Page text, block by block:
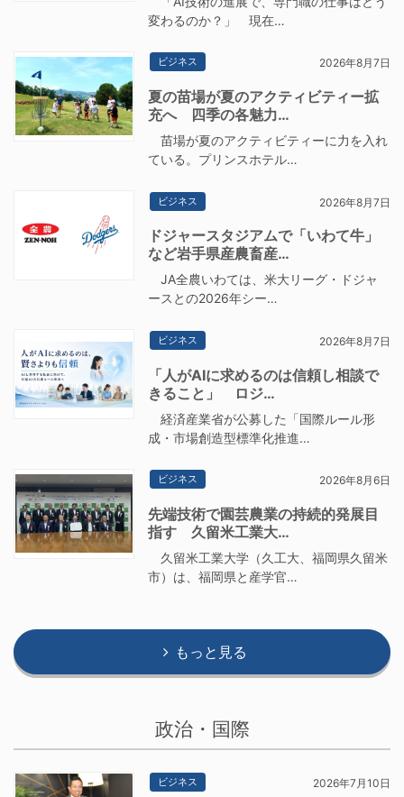
変わるのか？」 現在…
ビジネス 2026年8月7日
夏の苗場が夏のアクティビティー拡
充へ 四季の各魅力…
苗場が夏のアクティビティーに力を入れ
ている。プリンスホテル…
ビジネス 2026年8月7日
ドジャースタジアムで「いわて牛」
など岩手県産農畜産…
JA全農いわては、米大リーグ・ドジャ
ースとの2026年シー…
ビジネス 2026年8月7日
「人がAIに求めるのは信頼し相談で
きること」 ロジ…
経済産業省が公募した「国際ルール形
成・市場創造型標準化推進…
ビジネス 2026年8月6日
先端技術で園芸農業の持続的発展目
指す 久留米工業大…
久留米工業大学（久工大、福岡県久留米
市）は、福岡県と産学官…
もっと見る
政治・国際
ビジネス 2026年7月10日